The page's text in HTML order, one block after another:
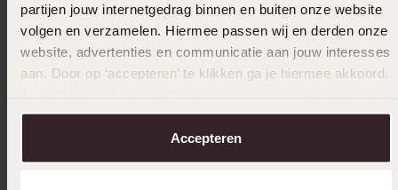
partijen jouw internetgedrag binnen en buiten onze website
volgen en verzamelen. Hiermee passen wij en derden onze
website, advertenties en communicatie aan jouw interesses
aan. Door op ‘accepteren’ te klikken ga je hiermee akkoord.
over in onscookiebeleid.
Accepteren